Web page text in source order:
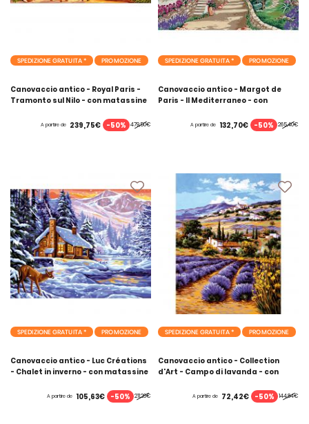
SPEDIZIONE GRATUITA * PROMOZIONE
Canovaccio antico - Royal Paris -
Tramonto sul Nilo - con matassine
479,50€
A partire de 239,75€ -50%
SPEDIZIONE GRATUITA * PROMOZIONE
Canovaccio antico - Margot de
Paris - Il Mediterraneo - con
265,40€
A partire de 132,70€ -50%
SPEDIZIONE GRATUITA * PROMOZIONE
Canovaccio antico - Luc Créations
- Chalet in inverno - con matassine
211,26€
A partire de 105,63€ -50%
SPEDIZIONE GRATUITA * PROMOZIONE
Canovaccio antico - Collection
d'Art - Campo di lavanda - con
144,84€
A partire de 72,42€ -50%